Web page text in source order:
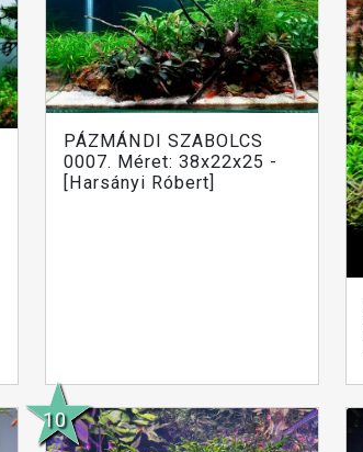
PÁZMÁNDI SZABOLCS
0007. Méret: 38x22x25 -
[Harsányi Róbert]